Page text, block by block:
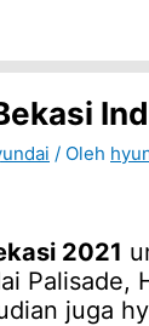
/ Oleh
2021
Palisade,
juga